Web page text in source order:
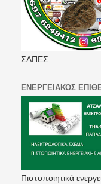
ΣΑΠΕΣ
ΕΝΕΡΓΕΙΑΚΟΣ
Πιστοποιητικά